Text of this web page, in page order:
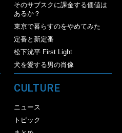
そのサブスクに課金する価値は
あるか？
東京で暮らすのをやめてみた
定番と新定番
松下洸平 First Light
犬を愛する男の肖像
CULTURE
ニュース
トピック